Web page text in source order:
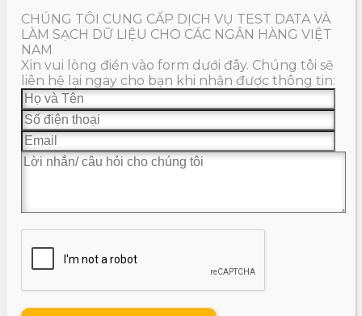
CHÚNG TÔI CUNG CẤP DỊCH VỤ TEST DATA VÀ
LÀM SẠCH DỮ LIỆU CHO CÁC NGÂN HÀNG VIỆT
NAM
Xin vui lòng điền vào form dưới đây. Chúng tôi sẽ
liên hệ lại ngay cho bạn khi nhận được thông tin: